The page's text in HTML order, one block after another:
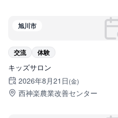
旭川市
交流 体験
キッズサロン
2026年8月21日(金)
西神楽農業改善センター